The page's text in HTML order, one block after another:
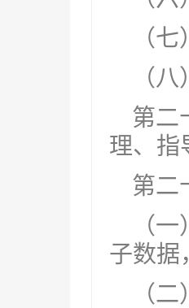
（
（
第二
理、指
第二
（
子数据
（